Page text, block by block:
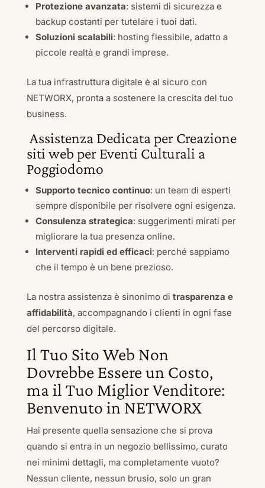
Protezione avanzata: sistemi di sicurezza e
backup costanti per tutelare i tuoi dati.
Soluzioni scalabili: hosting flessibile, adatto a
piccole realtà e grandi imprese.
La tua infrastruttura digitale è al sicuro con
NETWORX, pronta a sostenere la crescita del tuo
business.
Assistenza Dedicata per Creazione
siti web per Eventi Culturali a
Poggiodomo
Supporto tecnico continuo: un team di esperti
sempre disponibile per risolvere ogni esigenza.
Consulenza strategica: suggerimenti mirati per
migliorare la tua presenza online.
Interventi rapidi ed efficaci: perché sappiamo
che il tempo è un bene prezioso.
La nostra assistenza è sinonimo di trasparenza e
affidabilità, accompagnando i clienti in ogni fase
del percorso digitale.
Il Tuo Sito Web Non
Dovrebbe Essere un Costo,
ma il Tuo Miglior Venditore:
Benvenuto in NETWORX
Hai presente quella sensazione che si prova
quando si entra in un negozio bellissimo, curato
nei minimi dettagli, ma completamente vuoto?
Nessun cliente, nessun brusio, solo un gran